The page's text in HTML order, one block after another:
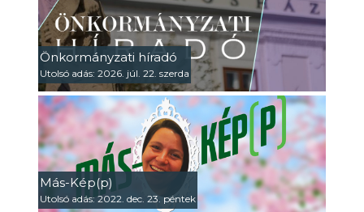
Önkormányzati híradó
Utolsó adás: 2026. júl. 22. szerda
Más-Kép(p)
Utolsó adás: 2022. dec. 23. péntek